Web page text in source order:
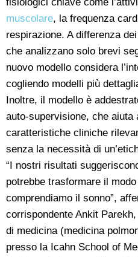
muscolare, la frequenza
respirazione. A differenza
che analizzano solo brevi
nuovo modello considera
cogliendo modelli più
Inoltre, il modello è
auto-supervisione, che aiuta
caratteristiche cliniche
senza la necessità di
“I nostri risultati
potrebbe trasformare il
comprendiamo il sonno”,
corrispondente Ankit
di medicina (medicina
presso la Icahn School of